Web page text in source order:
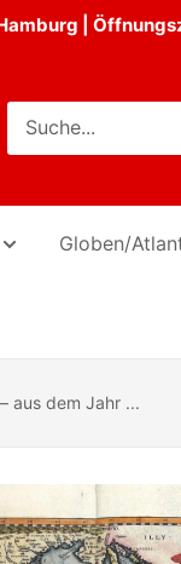
|
Globen/
aus dem Jahr ...